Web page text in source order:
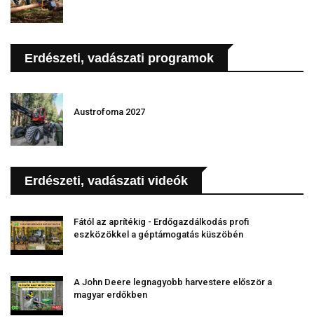
Erdészeti, vadászati programok
Austrofoma 2027
Erdészeti, vadászati videók
Fától az aprítékig - Erdőgazdálkodás profi
eszközökkel a géptámogatás küszöbén
A John Deere legnagyobb harvestere először a
magyar erdőkben